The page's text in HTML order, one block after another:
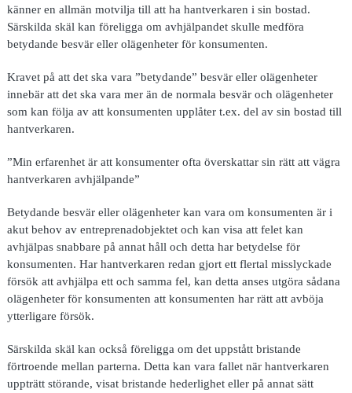
känner en allmän motvilja till att ha hantverkaren i sin bostad.
Särskilda skäl kan föreligga om avhjälpandet skulle medföra
betydande besvär eller olägenheter för konsumenten.
Kravet på att det ska vara ”betydande” besvär eller olägenheter
innebär att det ska vara mer än de normala besvär och olägenheter
som kan följa av att konsumenten upplåter t.ex. del av sin bostad till
hantverkaren.
”Min erfarenhet är att konsumenter ofta överskattar sin rätt att vägra
hantverkaren avhjälpande”
Betydande besvär eller olägenheter kan vara om konsumenten är i
akut behov av entreprenadobjektet och kan visa att felet kan
avhjälpas snabbare på annat håll och detta har betydelse för
konsumenten. Har hantverkaren redan gjort ett flertal misslyckade
försök att avhjälpa ett och samma fel, kan detta anses utgöra sådana
olägenheter för konsumenten att konsumenten har rätt att avböja
ytterligare försök.
Särskilda skäl kan också föreligga om det uppstått bristande
förtroende mellan parterna. Detta kan vara fallet när hantverkaren
uppträtt störande, visat bristande hederlighet eller på annat sätt